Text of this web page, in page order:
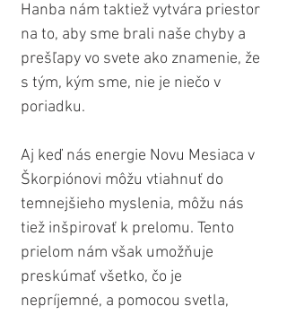
Hanba nám taktiež vytvára priestor
na to, aby sme brali naše chyby a
prešľapy vo svete ako znamenie, že
s tým, kým sme, nie je niečo v
poriadku.
Aj keď nás energie Novu Mesiaca v
Škorpiónovi môžu vtiahnuť do
temnejšieho myslenia, môžu nás
tiež inšpirovať k prelomu. Tento
prielom nám však umožňuje
preskúmať všetko, čo je
nepríjemné, a pomocou svetla,